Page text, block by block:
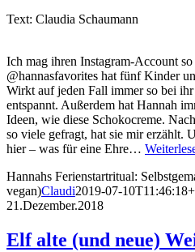
Text: Claudia Schaumann
Ich mag ihren Instagram-Account
@hannasfavorites hat fünf Kinder
Wirkt auf jeden Fall immer so bei
entspannt. Außerdem hat Hannah
Ideen, wie diese Schokocreme.
so viele gefragt, hat sie mir erzählt.
hier – was für eine Ehre…
Hannahs Ferienstartritual:
vegan)Claudi2019-07-
21.Dezember.2018
Elf alte (und neue)